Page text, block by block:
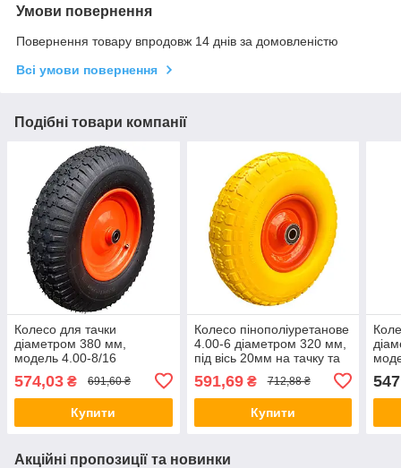
Умови повернення
Повернення товару впродовж 14 днів за домовленістю
Всі умови повернення
Подібні товари компанії
Колесо для тачки
діаметром 380 мм,
модель 4.00-8/16
пневматичне
574,03 ₴ 691,60 ₴
Купити
Колесо пінополіуретанове
4.00-6 діаметром 320 мм,
під вісь 20мм на тачку та
591,69₴ 712,88 ₴
Купити
Акційні пропозиції та новинки